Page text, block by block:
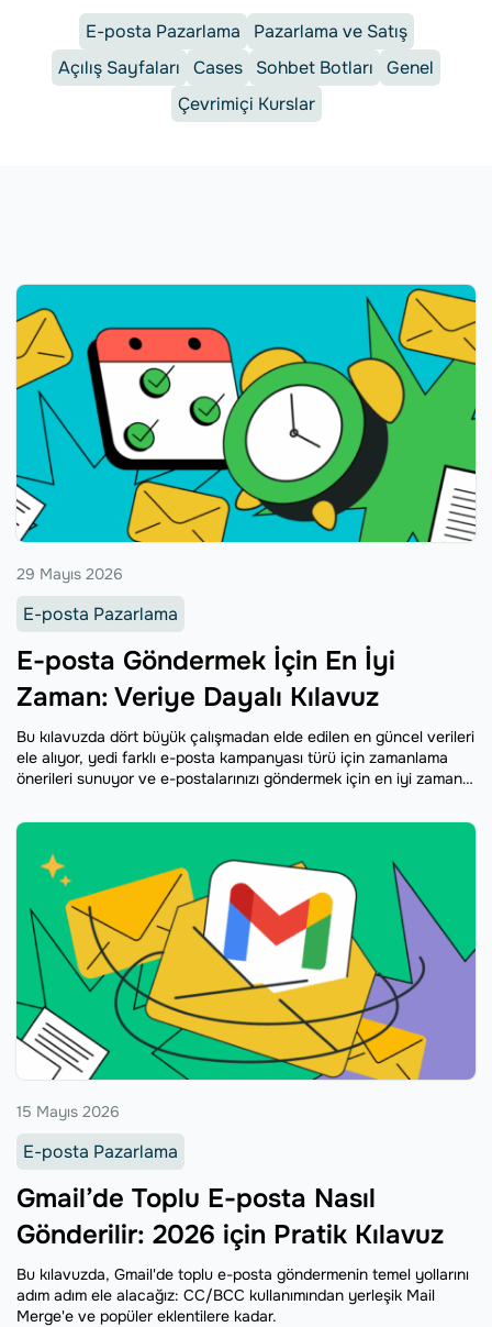
E-posta Pazarlama
Pazarlama ve Satış
Açılış Sayfaları
Cases Sohbet Botları
Genel
Çevrimiçi Kurslar
E-posta Göndermek İçin En İyi
Zaman: Veriye Dayalı Kılavuz
29 Mayıs 2026
E-posta Pazarlama
Bu kılavuzda dört büyük çalışmadan elde edilen en güncel verileri
ele alıyor, yedi farklı e-posta kampanyası türü için zamanlama
önerileri sunuyor ve e-postalarınızı göndermek için en iyi zamanı
Gmail’de Toplu E-posta Nasıl
Gönderilir: 2026 için Pratik Kılavuz
15 Mayıs 2026
E-posta Pazarlama
Bu kılavuzda, Gmail'de toplu e-posta göndermenin temel yollarını
adım adım ele alacağız: CC/BCC kullanımından yerleşik Mail
Merge'e ve popüler eklentilere kadar.